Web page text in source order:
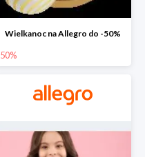
Wielkanoc na Allegro do -50%
50%